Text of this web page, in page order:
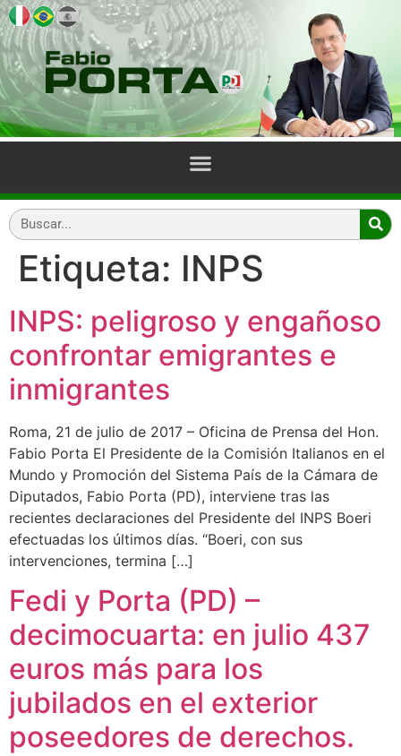
Etiqueta: INPS
INPS: peligroso y engañoso
confrontar emigrantes e
inmigrantes
Roma, 21 de julio de 2017 – Oficina de Prensa del Hon.
Fabio Porta El Presidente de la Comisión Italianos en el
Mundo y Promoción del Sistema País de la Cámara de
Diputados, Fabio Porta (PD), interviene tras las
recientes declaraciones del Presidente del INPS Boeri
efectuadas los últimos días. “Boeri, con sus
intervenciones, termina […]
Fedi y Porta (PD) –
decimocuarta: en julio 437
euros más para los
jubilados en el exterior
poseedores de derechos.